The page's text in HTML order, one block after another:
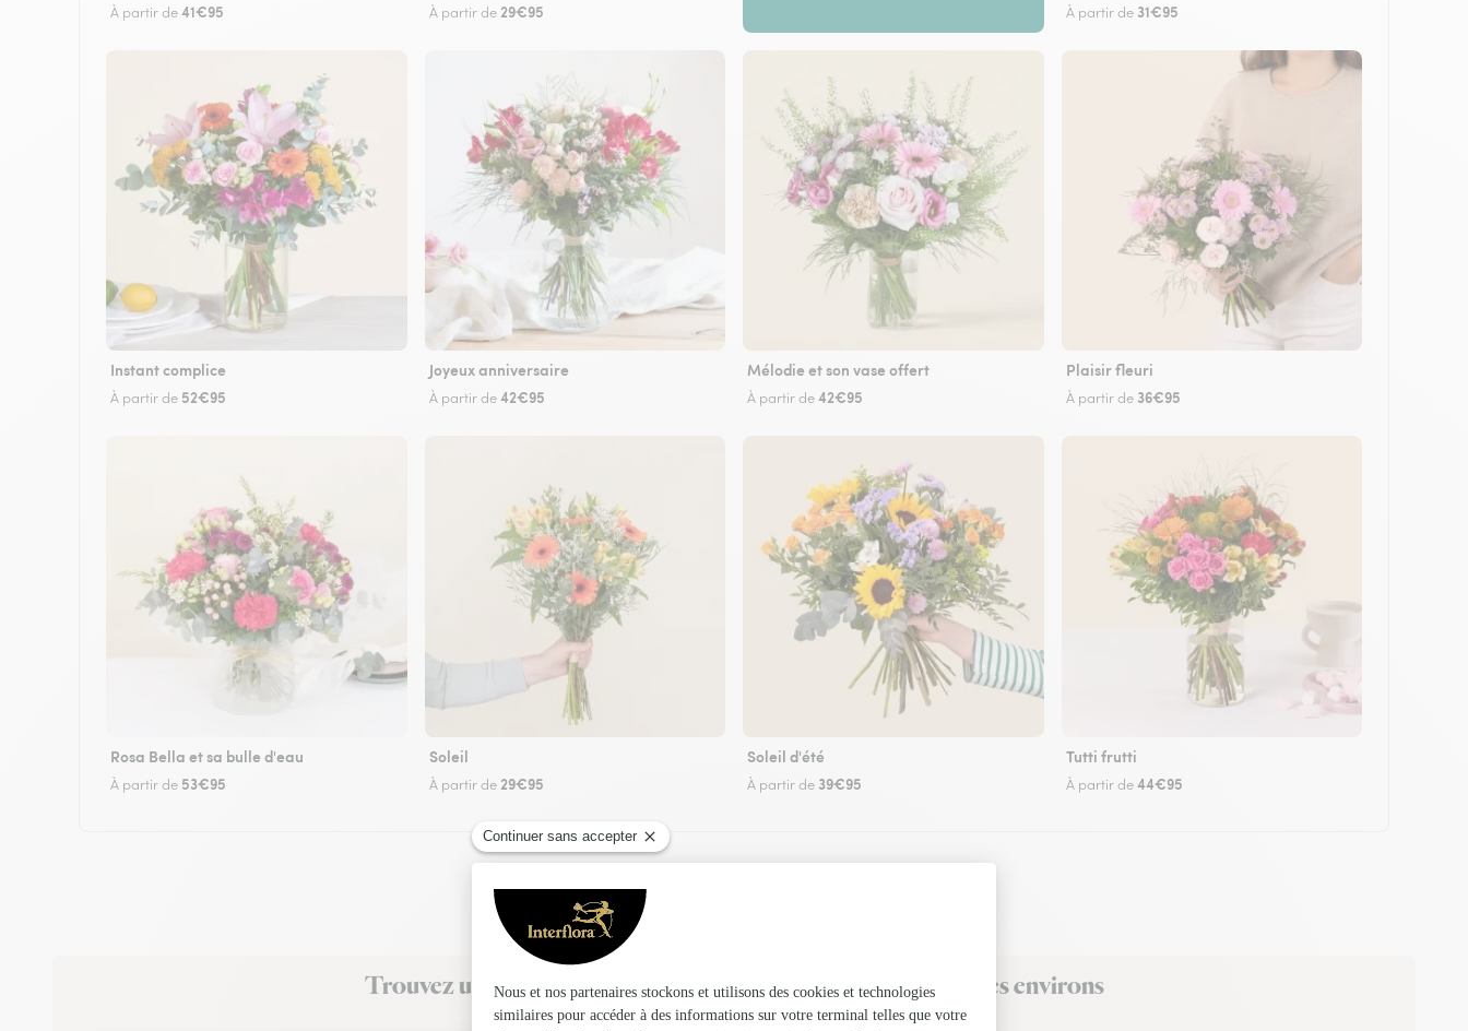
À partir de41€95 À partir de 29€95 À partir de 31€95
Instant complice
À partir de 52€95
Joyeux anniversaire
À partir de42€95
Mélodie et son vase offert
À partir de42€95
Plaisir fleuri
À partir de 36€95
Rosa Bella et sa bulle d'eau
À partir de 53€95
Soleil
À partir de 29€95
Soleil d'été
À partir de 39€95
Tutti frutti
À partir de44€95
Trouvez un fleuriste Interflora à Prunet-et-Belpuig et dans ses environs